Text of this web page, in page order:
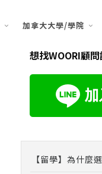
加拿大大學/學院
想找WOORI顧問
【留學】為什麼